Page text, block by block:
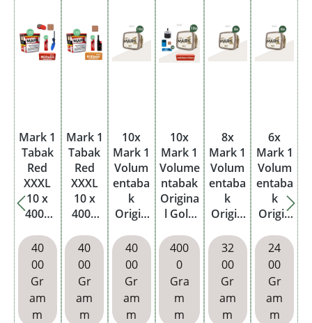
Mark 1
Tabak
Red
XXXL
10 x
400g
mit
Feuerz
eugen
40
00
Gr
am
m
Mark 1
Tabak
Red
XXXL
10 x
400g
mit
Stabfe
uerzeu
g
40
00
Gr
am
m
10x
Mark 1
Volum
entaba
k
Origin
Eimer
40
00
Gr
am
m
10x
Mark 1
Volume
ntabak
Origina
l Gold
mit
wählba
ren
Hülsen
400
0
Gra
m
m
8x
Mark 1
Volum
entaba
k
Origin
Eimer
32
00
Gr
am
m
6x
Mark 1
Volum
entaba
k
Origin
Eimer
24
00
Gr
am
m